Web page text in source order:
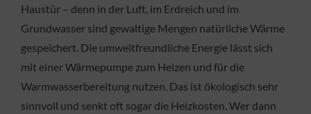
Haustür – denn in der Luft, im Erdreich und im
Grundwasser sind gewaltige Mengen natürliche Wärme
gespeichert. Die umweltfreundliche Energie lässt sich
mit einer Wärmepumpe zum Heizen und für die
Warmwasserbereitung nutzen. Das ist ökologisch sehr
sinnvoll und senkt oft sogar die Heizkosten. Wer dann